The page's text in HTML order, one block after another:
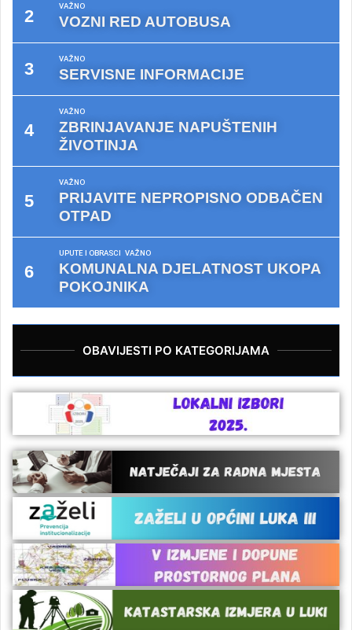
VAŽNO
VOZNI RED AUTOBUSA
VAŽNO
SERVISNE INFORMACIJE
VAŽNO
ZBRINJAVANJE NAPUŠTENIH
ŽIVOTINJA
VAŽNO
PRIJAVITE NEPROPISNO ODBAČEN
OTPAD
UPUTE I OBRASCI VAŽNO
KOMUNALNA DJELATNOST UKOPA
POKOJNIKA
OBAVIJESTI PO KATEGORIJAMA